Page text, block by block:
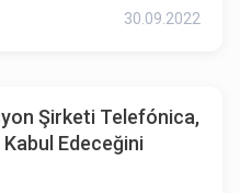
olabilir.
30.09.2022
Şirketi Telefónica,
Edeceğini